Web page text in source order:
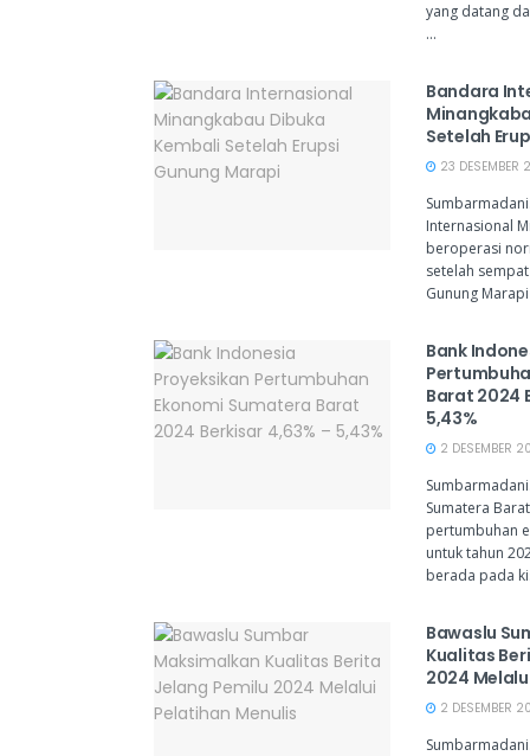
yang datang
...
Bandara
Setelah
23
Internasional
beroperasi
setelah
Gunung
Bank
Barat 2024
5,43%
2 DESEMBER
Sumatera
pertumbuhan
untuk tahun
berada pada
Bawaslu
Kualitas
2024
2 DESEMBER